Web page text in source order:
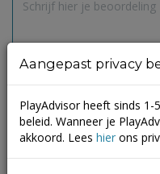
Aangepast privacy
PlayAdvisor heeft sinds
beleid. Wanneer je
akkoord. Lees hier ons